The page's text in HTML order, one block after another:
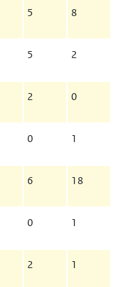
5 8
5 2
2 0
0 1
6 18
0 1
2 1